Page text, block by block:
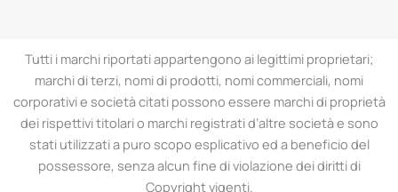
a
m -
f
p
Tutti i marchi riportati appartengono ai legittimi proprietari;
marchi di terzi, nomi di prodotti, nomi commerciali, nomi
corporativi e società citati possono essere marchi di proprietà
dei rispettivi titolari o marchi registrati d’altre società e sono
stati utilizzati a puro scopo esplicativo ed a beneficio del
possessore, senza alcun fine di violazione dei diritti di
Copyright vigenti.